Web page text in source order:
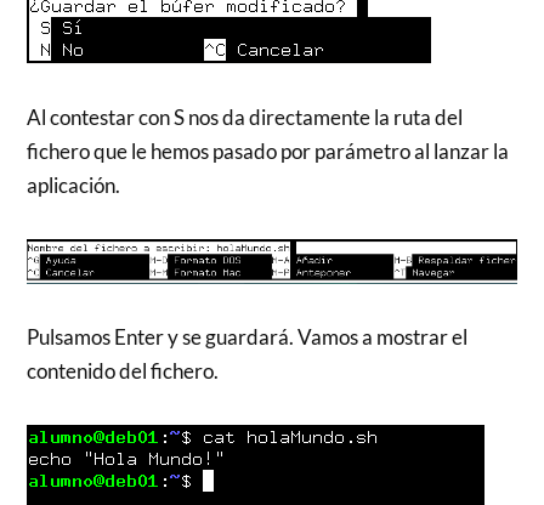
Al contestar con S nos da directamente la ruta del
fichero que le hemos pasado por parámetro al lanzar la
aplicación.
Pulsamos Enter y se guardará. Vamos a mostrar el
contenido del fichero.